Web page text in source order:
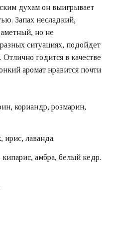
духам он выигрывает
Запах несладкий,
но не
ситуациях, подойдет
годится в качестве
аромат нравится почти
кориандр, розмарин,
ирис, лаванда.
амбра, белый кедр.